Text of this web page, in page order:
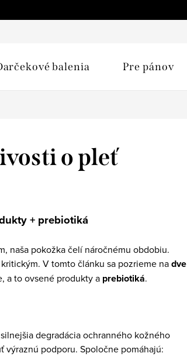
balenia Pre pánov
o pleť
+ prebiotiká
naša pokožka čelí náročnému obdobiu.
V tomto článku sa pozrieme nadve
a to ovsené produkty a prebiotiká.
degradácia ochranného kožného
podporu. Spoločne pomáhajú: